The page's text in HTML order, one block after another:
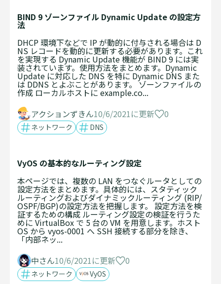
BIND 9 ゾーンファイル Dynamic Update の設定方
法
DHCP 環境下などで IP が動的に付与される場合は D
NS レコードを動的に更新する必要があります。これ
を実現する Dynamic Update 機能が BIND 9 には実
装されています。使用方法をまとめます。Dynamic
Update に対応した DNS を特に Dynamic DNS また
は DDNS とよぶことがあります。 ゾーンファイルの
作成 ローカルホストに example.co...
アクションずきん10/6/2021に更新 0
ネットワーク DNS
VyOS の基本的なルーティング設定
本ページでは、複数の LAN をつなぐルータとしての
設定方法をまとめます。具体的には、スタティック
ルーティングおよびダイナミックルーティング (RIP/
OSPF/BGP)の設定方法を把握します。 設定方法を検
証するための構成 ルーティング設定の検証を行うた
めに VirtualBox で 5 台の VM を用意します。ホスト
OS から vyos-0001 へ SSH 接続する部分を除き、
「内部ネッ...
中さん10/6/2021に更新 0
ネットワーク VyOS